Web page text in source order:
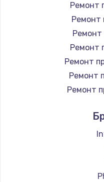
Ремонт
Ремонт
Ремонт
Ремонт
Ремонт
Ремонт
Ремонт
Ремонт
Ремонт
Ремонт
Ремонт
Ремонт